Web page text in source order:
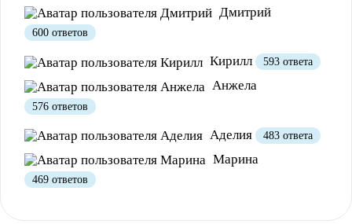
Дмитрий
600 ответов
Кирилл 593 ответа
Анжела
576 ответов
Аделия 483 ответа
Марина
469 ответов